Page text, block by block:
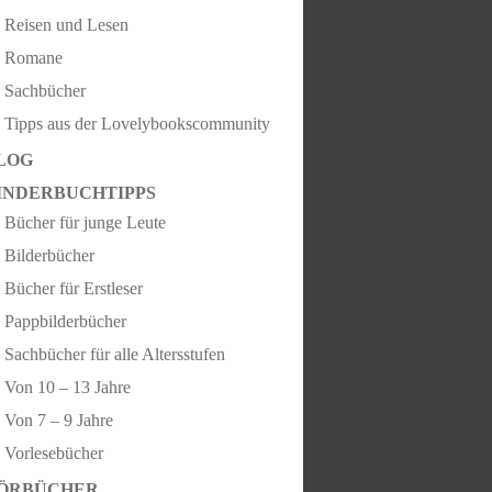
Reisen und Lesen
Romane
Sachbücher
Tipps aus der Lovelybookscommunity
Bücher für junge Leute
Bilderbücher
Bücher für Erstleser
Pappbilderbücher
Sachbücher für alle Altersstufen
Von 10 – 13 Jahre
Von 7 – 9 Jahre
Vorlesebücher